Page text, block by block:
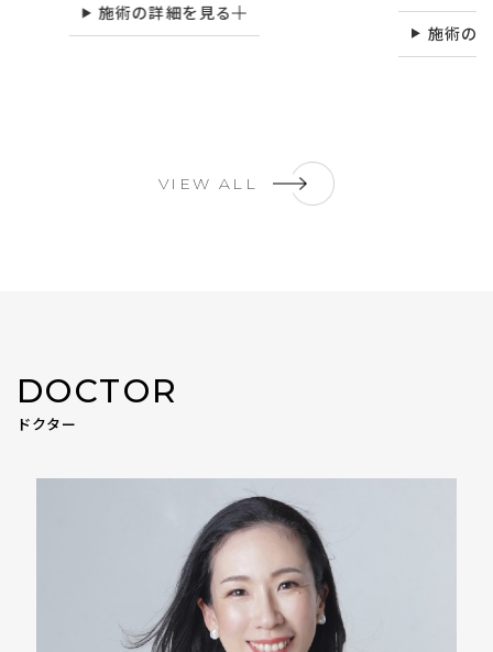
施術の詳細を見る
施術の
VIEW ALL
DOCTOR
ドクター